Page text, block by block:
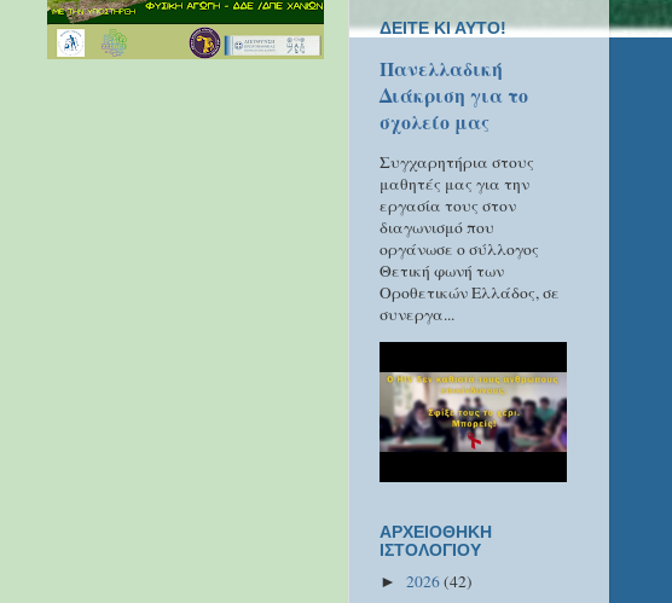
ΔΕΙΤΕ ΚΙ ΑΥΤΟ!
Πανελλαδική
Διάκριση για το
σχολείο μας
Συγχαρητήρια στους
μαθητές μας για την
εργασία τους στον
διαγωνισμό που
οργάνωσε ο σύλλογος
Θετική φωνή των
Οροθετικών Ελλάδος, σε
συνεργα...
ΑΡΧΕΙΟΘΗΚΗ
ΙΣΤΟΛΟΓΙΟΥ
► 2026(42)